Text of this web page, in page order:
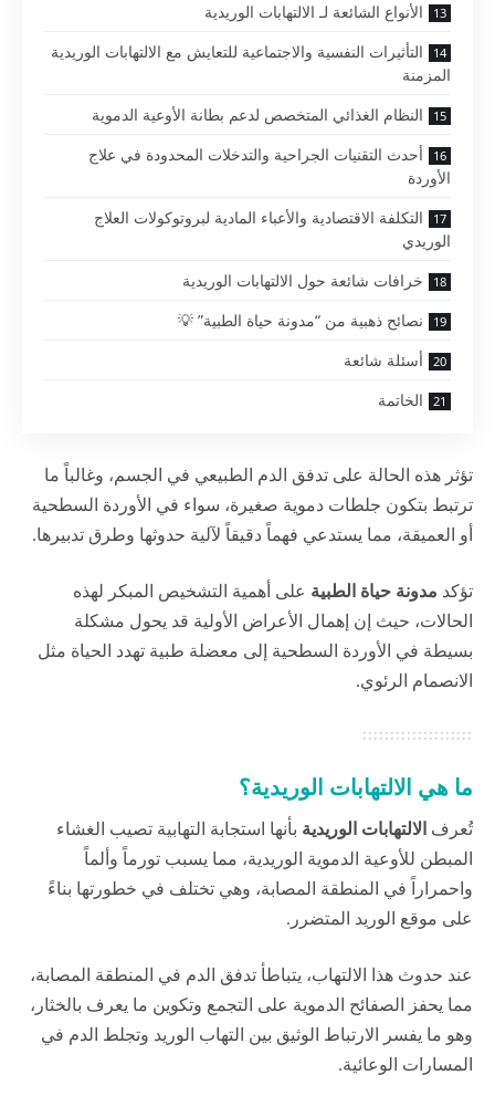
الأنواع الشائعة لـ الالتهابات الوريدية
التأثيرات النفسية والاجتماعية للتعايش مع الالتهابات الوريدية
المزمنة
النظام الغذائي المتخصص لدعم بطانة الأوعية الدموية
أحدث التقنيات الجراحية والتدخلات المحدودة في علاج
الأوردة
التكلفة الاقتصادية والأعباء المادية لبروتوكولات العلاج
الوريدي
خرافات شائعة حول الالتهابات الوريدية
نصائح ذهبية من “مدونة حياة الطبية” 💡
أسئلة شائعة
الخاتمة
تؤثر هذه الحالة على تدفق الدم الطبيعي في الجسم، وغالباً ما
ترتبط بتكون جلطات دموية صغيرة، سواء في الأوردة السطحية
أو العميقة، مما يستدعي فهماً دقيقاً لآلية حدوثها وطرق تدبيرها.
تؤكد مدونة حياة الطبية على أهمية التشخيص المبكر لهذه
الحالات، حيث إن إهمال الأعراض الأولية قد يحول مشكلة
بسيطة في الأوردة السطحية إلى معضلة طبية تهدد الحياة مثل
الانصمام الرئوي.
ما هي الالتهابات الوريدية؟
تُعرف الالتهابات الوريدية بأنها استجابة التهابية تصيب الغشاء
المبطن للأوعية الدموية الوريدية، مما يسبب تورماً وألماً
واحمراراً في المنطقة المصابة، وهي تختلف في خطورتها بناءً
على موقع الوريد المتضرر.
عند حدوث هذا الالتهاب، يتباطأ تدفق الدم في المنطقة المصابة،
مما يحفز الصفائح الدموية على التجمع وتكوين ما يعرف بالخثار،
وهو ما يفسر الارتباط الوثيق بين التهاب الوريد وتجلط الدم في
المسارات الوعائية.